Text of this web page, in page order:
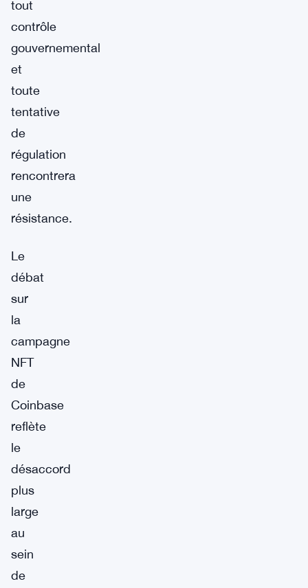
tout
contrôle
gouvernemental
et
toute
tentative
de
régulation
rencontrera
une
résistance.
Le
débat
sur
la
campagne
NFT
de
Coinbase
reflète
le
désaccord
plus
large
au
sein
de